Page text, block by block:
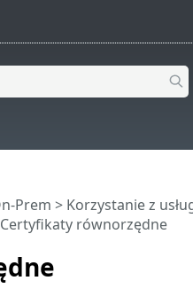
Prem > Korzystanie z
równorzędne